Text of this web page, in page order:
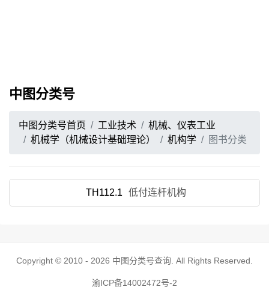
中图分类号
中图分类号首页 工业技术
机械、仪表工业
机械学（机械设计基础理论）
机构学 图书分类
TH112.1 低付连杆机构
Copyright © 2010 - 2026 中图分类号查询 . All Rights Reserved.
渝ICP备14002472号-2